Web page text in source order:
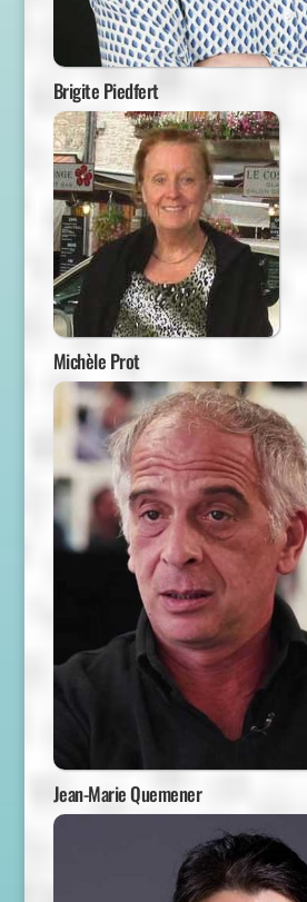
Brigite Piedfert
Michèle Prot
Jean-Marie Quemener